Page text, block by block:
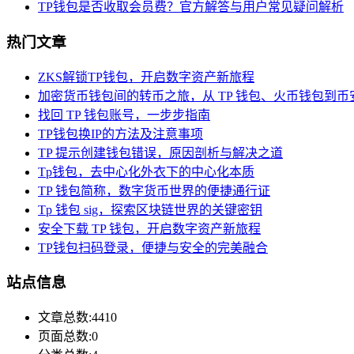
TP钱包是否收取会员费？官方解答与用户常见疑问解析
热门文章
ZKS解锁TP钱包，开启数字资产新旅程
加密货币钱包间的转币之旅，从 TP 钱包、火币钱包到币
找回 TP 钱包账号，一步步指南
TP钱包换IP的方法及注意事项
TP 提示创建钱包错误，原因剖析与解决之道
Tp钱包，去中心化外衣下的中心化本质
TP 钱包简称，数字货币世界的便捷通行证
Tp 钱包 sig，探索区块链世界的关键密钥
安全下载 TP 钱包，开启数字资产新旅程
TP钱包扫码登录，便捷与安全的完美融合
站点信息
文章总数:4410
页面总数:0